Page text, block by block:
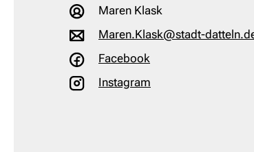
Maren Klask
Maren.Klask@stadt-
Facebook
Instagram